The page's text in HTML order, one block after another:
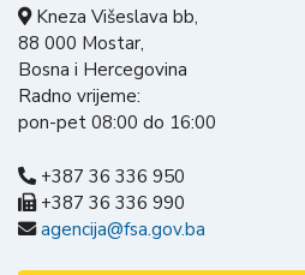
Kneza Višeslava bb,
88 000 Mostar,
Bosna i Hercegovina
Radno vrijeme:
pon-pet 08:00 do 16:00
+387 36 336 950
+387 36 336 990
agencija@fsa.gov.ba